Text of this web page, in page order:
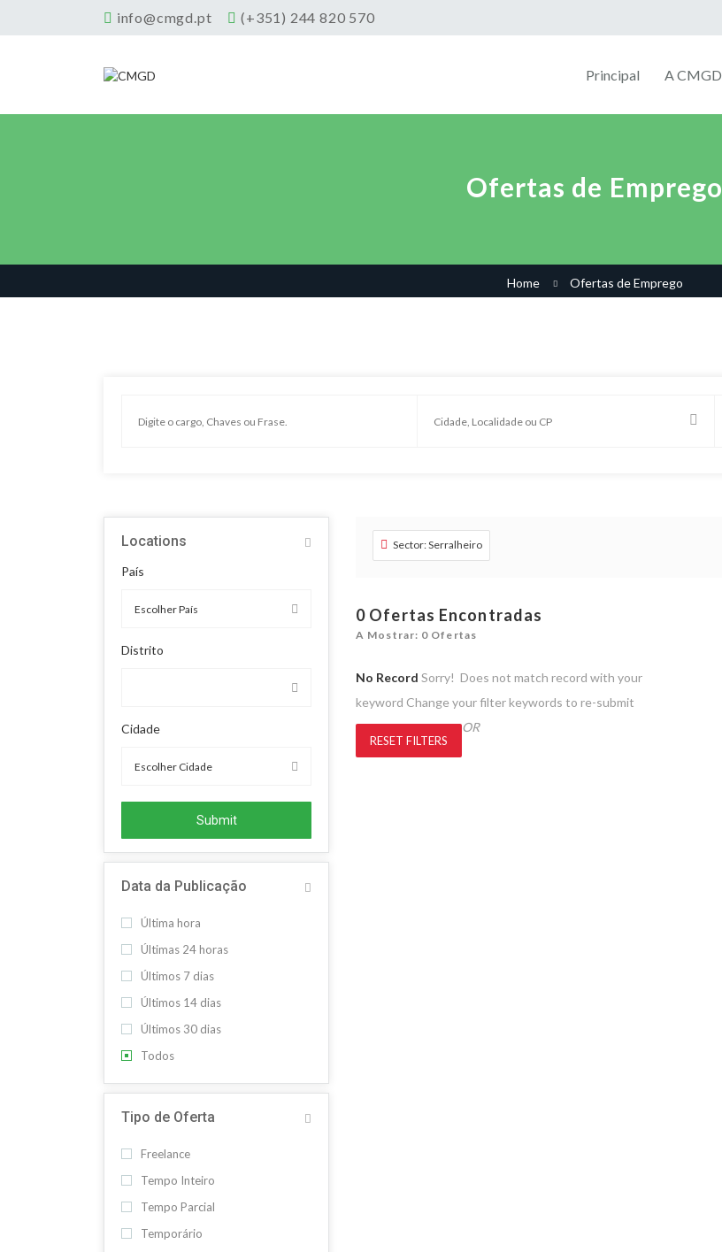
info@cmgd.pt (+351) 244 820 570
Principal A CMGD
Ofertas de Emprego
Home Ofertas de Emprego
Locations
País
Distrito
Cidade
Submit
Data da Publicação
Última hora
Últimas 24 horas
Últimos 7 dias
Últimos 14 dias
Últimos 30 dias
Todos
Tipo de Oferta
Freelance
Tempo Inteiro
Tempo Parcial
Temporário
Sector: Serralheiro
0 Ofertas Encontradas
A Mostrar: 0 Ofertas
No Record Sorry! Does not match record with your
keyword Change your filter keywords to re-submit
OR
RESET FILTERS